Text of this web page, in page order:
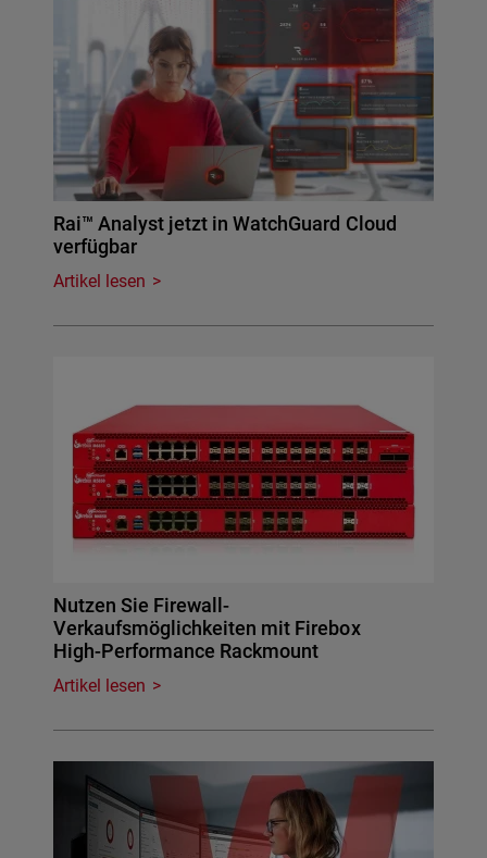
Rai™ Analyst jetzt in WatchGuard Cloud
verfügbar
Artikel lesen
Nutzen Sie Firewall-
Verkaufsmöglichkeiten mit Firebox
High-Performance Rackmount
Artikel lesen